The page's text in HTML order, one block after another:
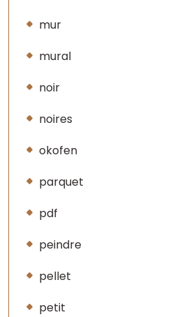
mur
mural
noir
noires
okofen
parquet
pdf
peindre
pellet
petit